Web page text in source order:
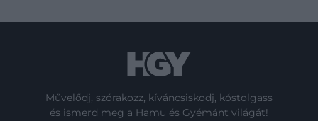
Művelődj, szórakozz, kíváncsiskodj, kóstolgass
és ismerd meg a Hamu és Gyémánt világát!